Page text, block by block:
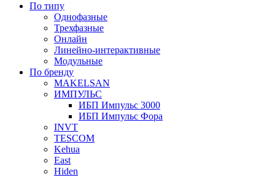
По типу
Однофазные
Трехфазные
Онлайн
Линейно-интерактивные
Модульные
По бренду
MAKELSAN
ИМПУЛЬС
ИБП Импульс 3000
ИБП Импульс Фора
INVT
TESCOM
Kehua
East
Hiden